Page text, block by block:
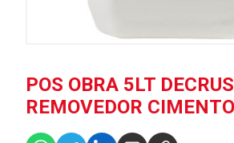
POS OBRA 5LT
REMOVEDOR CIMENTO